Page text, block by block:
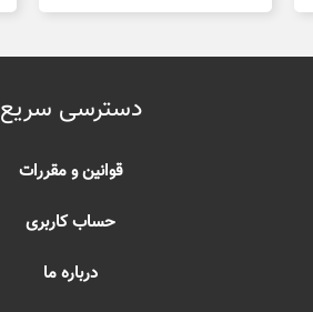
دسترسی سریع
قوانین و مقررات
حساب کاربری
درباره ما